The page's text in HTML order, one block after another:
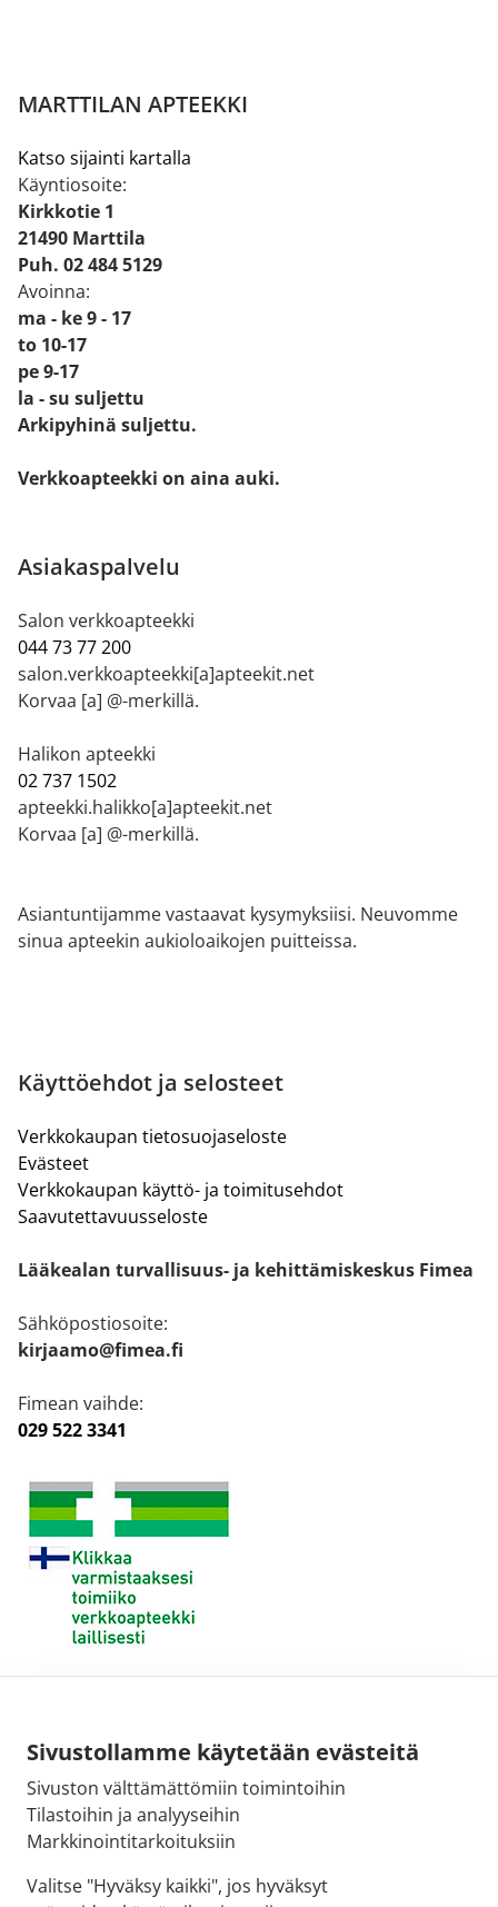
Sivustollamme käytetään evästeitä
Sivuston välttämättömiin toimintoihin
Tilastoihin ja analyyseihin
Markkinointitarkoituksiin
Valitse "Hyväksy kaikki", jos hyväksyt
MARTTILAN APTEEKKI
Katso sijainti kartalla
Käyntiosoite:
Kirkkotie 1
21490 Marttila
Puh. 02 484 5129
Avoinna:
ma - ke 9 - 17
to 10-17
pe 9-17
la - su suljettu
Arkipyhinä suljettu.
Verkkoapteekki on aina auki.
Asiakaspalvelu
Salon verkkoapteekki
044 73 77 200
salon.verkkoapteekki[a]apteekit.net
Korvaa [a] @-merkillä.
Halikon apteekki
02 737 1502
apteekki.halikko[a]apteekit.net
Korvaa [a] @-merkillä.
Asiantuntijamme vastaavat kysymyksiisi. Neuvomme
sinua apteekin aukioloaikojen puitteissa.
Käyttöehdot ja selosteet
Verkkokaupan tietosuojaseloste
Evästeet
Verkkokaupan käyttö- ja toimitusehdot
Saavutettavuusseloste
Lääkealan turvallisuus- ja kehittämiskeskus Fimea
Sähköpostiosoite:
kirjaamo@fimea.fi
Fimean vaihde:
029 522 3341